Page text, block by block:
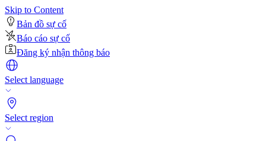
Skip to Content
Bản đồ sự cố
Báo cáo sự cố
Đăng ký nhận thông báo
Select language
Select region